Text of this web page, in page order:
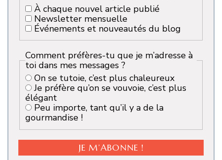
À chaque nouvel article publié
Newsletter mensuelle
Événements et nouveautés du blog
Comment préfères-tu que je m’adresse à
toi dans mes messages ?
On se tutoie, c’est plus chaleureux
Je préfère qu’on se vouvoie, c’est plus
élégant
gourmandise !